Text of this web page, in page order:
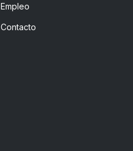
Empleo
Contacto